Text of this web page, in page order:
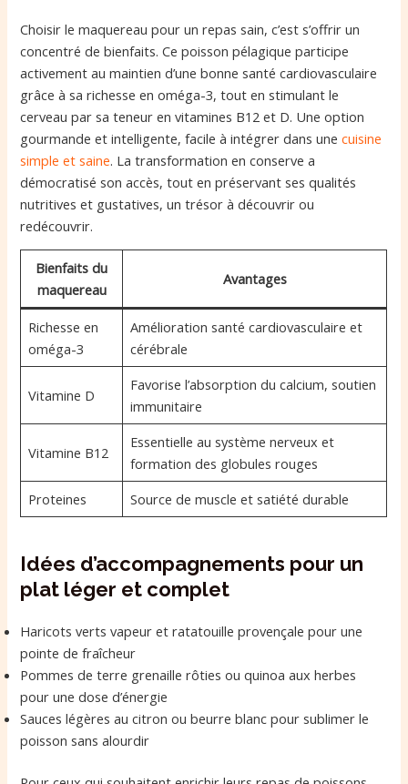
Choisir le maquereau pour un repas sain, c’est s’offrir un
concentré de bienfaits. Ce poisson pélagique participe
activement au maintien d’une bonne santé cardiovasculaire
grâce à sa richesse en oméga-3, tout en stimulant le
cerveau par sa teneur en vitamines B12 et D. Une option
gourmande et intelligente, facile à intégrer dans unecuisine
simple et saine. La transformation en conserve a
démocratisé son accès, tout en préservant ses qualités
nutritives et gustatives, un trésor à découvrir ou
redécouvrir.
Bienfaits du
maquereau
Avantages
Richesse en
oméga-3
Amélioration santé cardiovasculaire et
cérébrale
Vitamine D
Favorise l’absorption du calcium, soutien
immunitaire
Vitamine B12
Essentielle au système nerveux et
formation des globules rouges
Proteines
Source de muscle et satiété durable
Idées d’accompagnements pour un
plat léger et complet
Haricots verts vapeur et ratatouille provençale pour une
pointe de fraîcheur
Pommes de terre grenaille rôties ou quinoa aux herbes
pour une dose d’énergie
Sauces légères au citron ou beurre blanc pour sublimer le
poisson sans alourdir